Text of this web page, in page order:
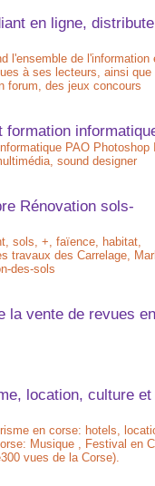
en ligne,
l'ensemble de l'information
à ses lecteurs, ainsi que
forum, des jeux concours
PAO Photoshop
sound designer
Rénovation sols-
sols, +, faïence, habitat,
travaux des Carrelage,
des-sols
la vente de revues
location, culture et
en corse: hotels,
Musique , Festival en
vues de la Corse).